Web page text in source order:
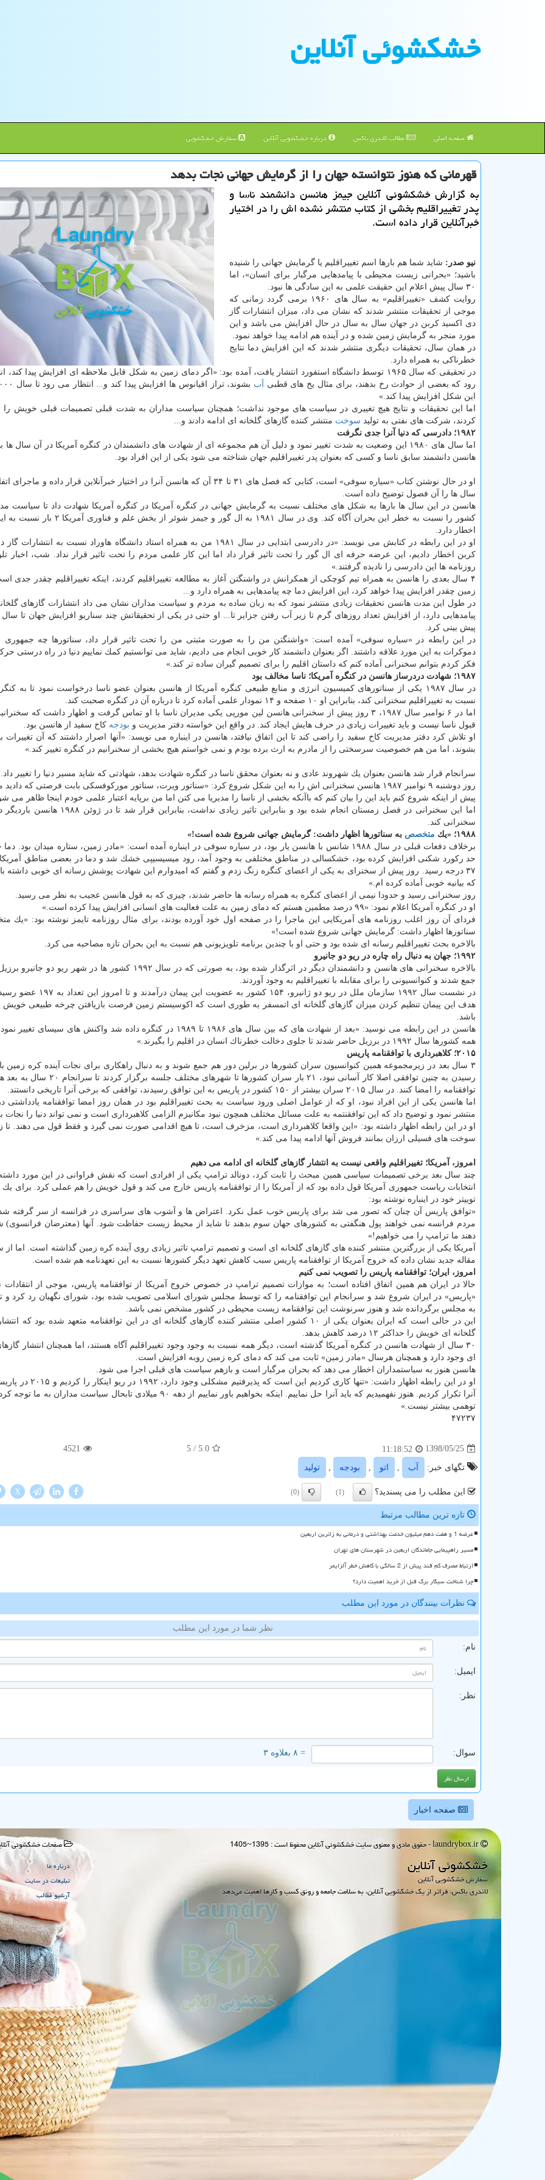
خشكشوئی آنلاین
صفحه اصلی مطالب لاندری باکس درباره خشکشویی آنلاین سفارش خشکشویی
قهرمانی كه هنوز نتوانسته جهان را از گرمایش جهانی نجات بدهد
به گزارش خشكشوئی آنلاین جیمز هانسن دانشمند ناسا و
پدر تغییراقلیم بخشی از كتاب منتشر نشده اش را در اختیار
خبرآنلاین قرار داده است.
نیو صدر: شاید شما هم بارها اسم تغییراقلیم یا گرمایش جهانی را شنیده
باشید؛ «بحرانی زیست محیطی با پیامدهایی مرگبار برای انسان»، اما
۳۰ سال پیش اعلام این حقیقت علمی به این سادگی ها نبود.
روایت كشف «تغییراقلیم» به سال های ۱۹۶۰ برمی گردد زمانی كه
موجی از تحقیقات منتشر شدند كه نشان می داد، میزان انتشارات گاز
دی اكسید كربن در جهان سال به سال در حال افزایش می باشد و این
مورد منجر به گرمایش زمین شده و در آینده هم ادامه پیدا خواهد نمود.
در همان سال، تحقیقات دیگری منتشر شدند كه این افزایش دما نتایج
خطرناكی به همراه دارد.
در تحقیقی كه سال ۱۹۶۵ توسط دانشگاه استفورد انتشار یافت، آمده بود: «اگر دمای زمین به شكل قابل ملاحظه ای افزایش پیدا كند،
رود كه بعضی از حوادث رخ بدهند، برای مثال یخ های قطبی
آب
این شكل افزایش پیدا كند.»
اما این تحقیقات و نتایج هیچ تغییری در سیاست های موجود نداشت؛ همچنان سیاست مداران به شدت قبلی تصمیمات قبلی خویش را
كردند، شركت های نفتی به تولید سوخت منتشر كننده گازهای گلخانه ای ادامه دادند و...
۱۹۸۲؛ دادرسی كه دنیا آنرا جدی نگرفت
اما سال های ۱۹۸۰ این وضعیت به شدت تغییر نمود و دلیل آن هم مجموعه ای از شهادت های دانشمندان در كنگره آمریكا در آن سال ها
هانسن دانشمند سابق ناسا و كسی كه بعنوان پدر تغییراقلیم جهان شناخته می شود یكی از این افراد بود.
او در حال نوشتن كتاب «سیاره سوفی» است، كتابی كه فصل های ۳۱ تا ۳۴ آن كه هانسن آنرا در اختیار خبرآنلاین قرار داده و
سال ها را آن فصول توضیح داده است.
هانسن در این سال ها بارها به شكل های مختلف نسبت به گرمایش جهانی در كنگره آمریكا در كنگره آمریكا شهادت داد تا سیاست
كشور را نسبت به خطر این بحران آگاه كند. وی در سال ۱۹۸۱ به ال گور و جیمز شوئر
اخطار دارد.
او در این رابطه در كتابش می نویسد: «در دادرسی ابتدایی در سال ۱۹۸۱ من به همراه استاد دانشگاه هاوراد نسبت به
كربن اخطار دادیم، این عرضه حرفه ای ال گور را تحت تاثیر قرار داد اما این كار علمی مردم را تحت تاثیر قرار نداد. شب، اخبار
روزنامه ها این دادرسی را نادیده گرفتند.»
۴ سال بعدی را هانسن به همراه تیم كوچكی از همكرانش در واشنگتن آغاز به مطالعه تغییراقلیم كردند، اینكه تغییراقلیم چقدر جدی
زمین چقدر افزایش پیدا خواهد كرد، این افزایش دما چه پیامدهایی به همراه دارد و...
در طول این مدت هانسن تحقیقات زیادی منتشر نمود كه به زبان ساده به مردم و سیاست مداران نشان می داد انتشارات گازهای
پیش بینی كرد.
در این رابطه در «سیاره سوفی» آمده است: «واشنگتن من را به صورت مثبتی من را تحت تاثیر قرار داد، سناتورها چه جمهوری
دموكرات به این مورد علاقه داشتند. اگر بعنوان دانشمند كار خوبی انجام می دادیم، شاید می توانستیم كمك نماییم دنیا در راه درستی
فكر كردم بتوانم سخنرانی آماده كنم كه داستان اقلیم را برای تصمیم گیران ساده تر كند.»
۱۹۸۷؛ شهادت دردرساز هانسن در كنگره آمریكا؛ ناسا مخالف بود
در سال ۱۹۸۷ یكی از سناتورهای كمیسیون انرژی و منابع طبیعی كنگره آمریكا از هانسن بعنوان عضو ناسا درخواست نمود تا به
نسبت به تغییراقلیم سخنرانی كند، بنابراین او ۱۰ صفحه و ۱۴ نمودار علمی آماده كرد تا درباره آن در كنگره صحبت كند.
اما در ۶ نوامبر سال ۱۹۸۷، ۳ روز پیش از سخنرانی هانسن لین مورپی یكی مدیران ناسا با او تماس گرفت و اظهار داشت كه
قبول ناسا نیست و باید تغییرات زیادی در حرف هایش ایجاد كند. در واقع این خواسته دفتر مدیریت و بودجه كاخ سفید از هانسن بود.
او تلاش كرد دفتر مدیریت كاخ سفید را راضی كند تا این اتفاق نیافتد، هانسن در اینباره می نویسد: «آنها اصرار داشتند كه آن تغییرات
بشوند، اما من هم خصوصیت سرسختی را از مادرم به ارث برده بودم و نمی خواستم هیچ بخشی از سخنرانیم در كنگره تغییر كند.»
سرانجام قرار شد هانسن بعنوان یك شهروند عادی و نه بعنوان محقق ناسا در كنگره شهادت بدهد، شهادتی كه شاید مسیر دنیا را تغییر داد.
روز دوشنبه ۹ نوامبر ۱۹۸۷ هانسن سخنرانی اش را به این شكل شروع كرد: «سناتور ویرت، سناتور موركوفسكی بابت فرصتی كه
پیش از اینكه شروع كنم باید این را بیان كنم كه باآنكه بخشی از ناسا را مدیریا می كتن اما من برپایه اعتبار علمی خودم اینجا ظاهر می
اما این سخنرانی در فصل زمستان انجام شده بود و بنابراین تاثیر زیادی نداشت،
سخنرانی كند.
۱۹۸۸؛ «یك
متخصص به سناتورها اظهار داشت: گرمایش جهانی شروع شده است!»
برخلاف دفعات قبلی در سال ۱۹۸۸ شانس با هانسن یار بود، در سیاره سوفی در اینباره آمده است: «مادر زمین، ستاره میدان بود.
حد ركورد شكنی افزایش كرده بود، خشكسالی در مناطق مختلفی به وجود آمد، رود میسیسیپی خشك شد و دما در بعضی مناطق آمریكا
۳۷ درجه رسید. روز پیش از سخنرای به یكی از اعضای كنگره زنگ زدم و گفتم كه امیدوارم این شهادت پوشش رسانه ای خوبی داشته
كه بیانیه خوبی آماده كرده‎ ام.»
روز سخنرانی رسید و حدودا نیمی از اعضای كنگره به همراه رسانه ها حاضر شدند، چیزی كه به قول هانسن عجیب به نظر می رسید.
او در كنگره آمریكا اعلام نمود: «۹۹ درصد مطمین هستم كه دمای زمین به علت فعالیت های انسانی افزایش پیدا كرده است.»
فردای آن روز اغلب روزنامه های آمریكایی این ماجرا را در صفحه اول خود آورده بودند، برای مثال روزنامه تایمز نوشته بود: «یك
سناتورها اظهار داشت: گرمایش جهانی شروع شده است!»
بالاخره بحث تغییراقلیم رسانه ای شده بود و حتی او با چندین برنامه تلویزیونی هم نسبت به این بحران تازه مصاحبه می كرد.
۱۹۹۲؛ جهان به دنبال راه چاره در ریو دو جانیرو
بالاخره سخنرانی های هانسن و دانشمندان دیگر در اثرگذار شده بود، به صورتی كه در سال ۱۹۹۲ كشور ها در شهر
جمع شدند و كنوانسیونی را برای مقابله با تغییراقلیم به وجود آوردند.
در نشست سال ۱۹۹۲ سازمان ملل در ریو دو ژانیرو، ۱۵۴ كشور به عضویت
هدف این پیمان تنظیم كردن میزان گازهای گلخانه ای اتمسفر به طوری است كه اكوسیستم زمین فرصت بازیافتن چرخه طبیعی خویش
باشد.
هانسن در این رابطه می نوسید: «بعد از شهادت های كه بین سال های ۱۹۸۶ تا ۱۹۸۹ در كنگره داده شد واكنش های سیسای
همه كشورها سال ۱۹۹۲ در برزیل حاضر شدند تا جلوی دخالت خطرناك انسان در اقلیم را بگیرند.»
۲۰۱۵؛ كلاهبرداری با توافقنامه پاریس
۳ سال بعد در زیرمجموعه همین كنوانسیون سران كشورها در برلین دور هم جمع شوند و به دنبال راهكاری برای نجات آینده كره زمین
رسیدن به چنین توافقی اصلا كار آسانی نبود، ۲۱ بار سران كشورها تا شهرهای
توافقنامه را امضا كنند. در سال ۲۰۱۵ سران بیشتر از ۱۵۰ كشور در پاریس به این توافق رسیدند، توافقی كه برخی آنرا تاریخی دانستند.
اما هانسن یكی از این افراد نبود، او كه از عوامل اصلی ورود سیاست به بحث تغییراقلیم بود در همان روز امضا توافقنامه یادداشتی
منتشر نمود و توضیح داد كه این توافقنتمه به علت مسائل مختلف همچون نبود مكانیزم الزامی كلاهبرداری است و نمی تواند دنیا را نجات
او در این رابطه اظهار داشته بود: «این واقعا كلاهبرداری است، مزخرف است، تا هیچ اقدامی صورت نمی گیرد و فقط قول می دهند. تا
سوخت های فسیلی ارزان بمانند فروش آنها ادامه پیدا می كند.»
امروز، آمریكا؛ تغییراقلیم واقعی نیست به انتشار گازهای گلخانه ای ادامه می دهیم
چند سال بعد برخی تصمیمات سیاسی همین مبحث را ثابت كرد، دونالد ترامپ یكی از افرادی است كه نقش فراوانی در این مورد
انتخابات ریاست جمهوری آمریكا قول داده بود كه از آمریكا را از توافقنامه پاریس خارج می كند و قول خویش را هم عملی كرد. برای یك
توییتر خود در اینباره نوشته بود:
«توافق پاریس آن چنان كه تصور می شد برای پاریس خوب عمل نكرد. اعتراض ها و آشوب های سراسری در فرانسه از سر گرفته
مردم فرانسه نمی خواهند پول هنگفتی به كشورهای جهان سوم بدهند تا شاید از محیط زیست حفاظت شود. آنها (معترضان فرانسوی)
دهند ما ترامپ را می خواهیم!»
آمریكا یكی از بزرگترین منتشر كننده های گازهای گلخانه ای است و تصمیم ترامپ تاثیر زیادی روی آینده كره زمین گذاشته است. اما
مقاله جدید نشان داده كه خروج آمریكا از توافقنامه پاریس سبب كاهش تعهد دیگر كشورها نسبت به این تعهدنامه هم شده است.
امروز، ایران؛ توافقنامه پاریس را تصویب نمی كنیم
حالا در ایران هم همین اتفاق افتاده است؛ به موازات تصمیم ترامپ در خصوص خروج آمریكا از توافقنامه پاریس، موجی از
«پاریس» در ایران شروع شد و سرانجام این توافقنامه را كه توسط مجلس شورای اسلامی تصویب شده بود، شورای نگهبان رد كرد و
به مجلس برگردانده شد و هنوز سرنوشت این توافقنامه زیست محیطی در كشور مشخص نمی باشد.
این در حالی است كه ایران بعنوان یكی از ۱۰ كشور اصلی منتشر كننده گازهای گلخانه ای در این توافقنامه متعهد شده بود كه
گلخانه ای خویش را حداكثر ۱۲ درصد كاهش بدهد.
۳۰ سال از شهادت هانسن در كنگره آمریكا گذشته است، دیگر همه نسبت به وجود وجود تغییراقلیم آگاه هستند، اما همچنان انتشار
ای وجود دارد و همچنان هرسال «مادر زمین» ثابت می كند كه دمای كره زمین روبه افزایش است.
هانسن هنوز به سیاستمداران اخطار می دهد كه بحران مرگبار است و بازهم سیاست های قبلی اجرا می شود.
او در این رابطه اظهار داشت: «تنها كاری كردیم این است كه
آنرا تكرار كردیم. هنوز نفهمیدیم كه باید آنرا حل نماییم. اینكه بخواهیم باور نماییم از دهه ۹۰ میلادی تابحال سیاست
توهمی بیشتر نیست.»
۴۷۲۳۷
1398/05/25
11:18:52
5.0
/ 5
4521
تگهای خبر: آب اتو بودجه تولید
این مطلب را می پسندید؟ (1)
(0)
X
تازه ترین مطالب مرتبط
عرضه 1 و هفت دهم میلیون خدمت بهداشتی و درمانی به زائرین اربعین
مسیر راهپیمایی جاماندگان اربعین در شهرستان های تهران
ارتباط مصرف کم قند پیش از 2 سالگی با کاهش خطر آلزایمر
چرا شناخت سیگار برگ قبل از خرید اهمیت دارد؟
نظرات بینندگان در مورد این مطلب
نظر شما در مورد این مطلب
نام:
ایمیل:
نظر:
سوال: = ۸ بعلاوه ۳
صفحه اخبار
laundrybox.ir - حقوق مادی و معنوی سایت خشكشوئی آنلاین محفوظ است : 1395~1405
خشكشوئی آنلاین
سفارش خشکشویی آنلاین
لاندری باکس، فراتر از یک خشکشویی آنلاین، به سلامت جامعه و رونق کسب و کارها اهمیت می‌دهد
صفحات خشكشوئی
درباره ما
تبلیغات در سایت
آرشیو مطالب